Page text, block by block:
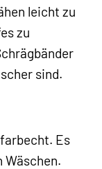
leicht zu
zu
sind.
Es
Wäschen.